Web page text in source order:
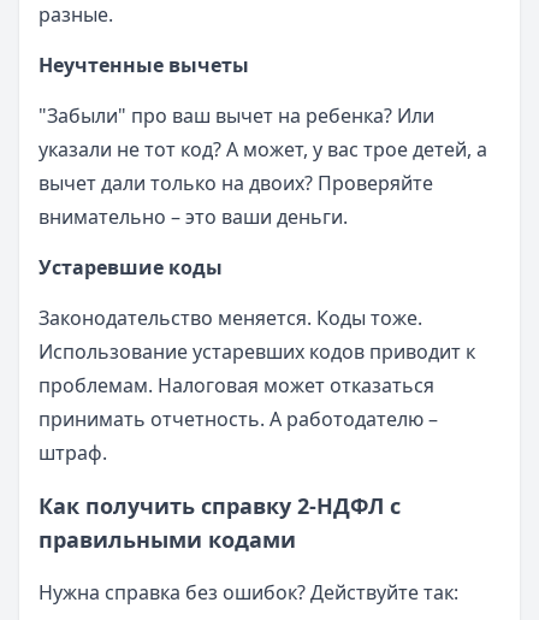
разные.
Неучтенные вычеты
"Забыли" про ваш вычет на ребенка? Или
указали не тот код? А может, у вас трое детей, а
вычет дали только на двоих? Проверяйте
внимательно – это ваши деньги.
Устаревшие коды
Законодательство меняется. Коды тоже.
Использование устаревших кодов приводит к
проблемам. Налоговая может отказаться
принимать отчетность. А работодателю –
штраф.
Как получить справку 2-НДФЛ с
правильными кодами
Нужна справка без ошибок? Действуйте так: